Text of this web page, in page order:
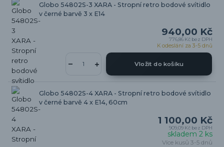
Globo 54802S-3 XARA - Stropní retro bodové svítidlo
v černé barvě 3 x E14
940,00 Kč
776,86 Kč bez DPH
K odeslání za 3-5 dnů
Vložit do košíku
Globo 54802S-4 XARA - Stropní retro bodové svítidlo
v černé barvě 4 x E14, 60cm
1 100,00 Kč
909,09 Kč bez DPH
skladem 2 ks
Více kusů 3-5 dnů